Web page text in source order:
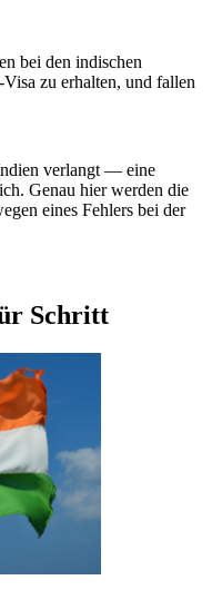
bei den indischen
zu erhalten, und fallen
verlangt — eine
Genau hier werden die
eines Fehlers bei der
Schritt